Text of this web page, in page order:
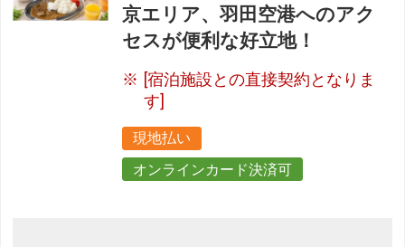
京エリア、羽田空港へのアク
セスが便利な好立地！
[宿泊施設との直接契約となりま
す]
現地払い
オンラインカード決済可